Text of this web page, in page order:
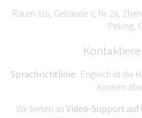
Raum 316, Gebäude 2, Nr. 28,
Peking,
Sprachrichtlinie: Englisch ist die
können
Wir bieten an Video-Support auf